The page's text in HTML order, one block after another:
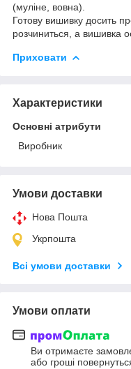
(муліне, вовна).
Готову вишивку досить
розчиниться, а вишивка
Приховати
Характеристики
Основні атрибути
Виробник
Умови доставки
Нова Пошта
Укрпошта
Всі умови доставки
Умови оплати
Ви отримаєте
або гроші